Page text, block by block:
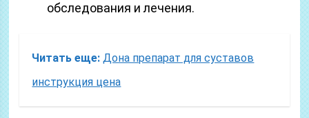
обследования и лечения.
Читать еще: Дона препарат для суставов
инструкция цена